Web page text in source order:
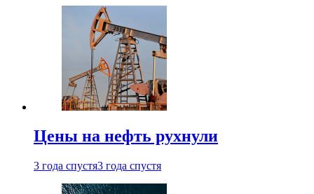
Цены на нефть рухнули
3 года спустя3 года спустя